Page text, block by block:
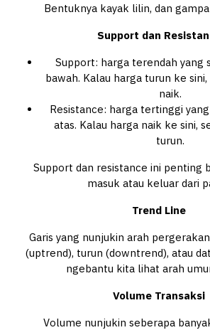
Bentuknya kayak lilin, dan
Support dan
Support: harga terendah yang
bawah. Kalau harga turun ke
naik.
Resistance: harga tertinggi
atas. Kalau harga naik ke sini,
turun.
Support dan resistance ini penting
masuk atau keluar dari
Trend Line
Garis yang nunjukin arah
(uptrend), turun (downtrend), atau
ngebantu kita lihat arah
Volume Transaksi
Volume nunjukin seberapa